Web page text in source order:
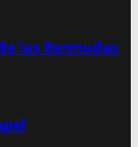
las Bermudas